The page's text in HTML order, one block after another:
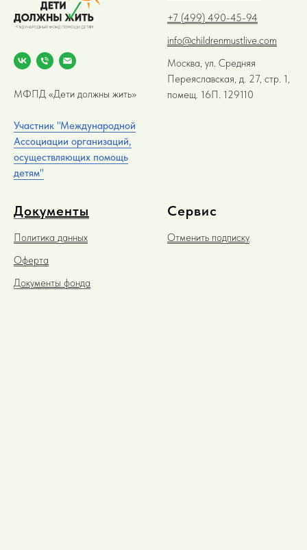
МФПД «Дети должны жить»
Участник "Международной
Ассоциации организаций,
осуществляющих помощь
детям"
+7 (499) 490-45-94
info@childrenmustlive.com
Москва, ул. Средняя
Переяславская, д. 27, стр. 1,
помещ. 16П. 129110
Документы
Политика данных
Оферта
Документы фонда
Сервис
Отменить подписку